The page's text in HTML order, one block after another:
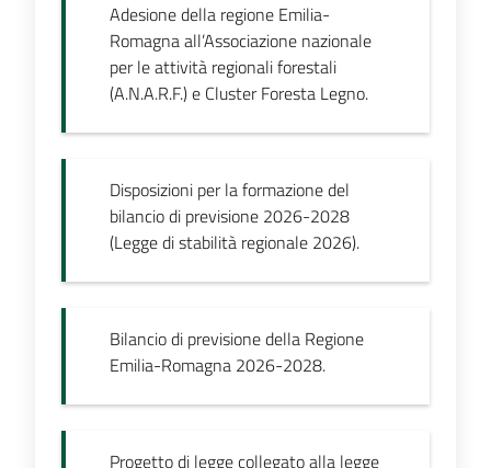
Adesione della regione Emilia-
Romagna all’Associazione nazionale
per le attività regionali forestali
(A.N.A.R.F.) e Cluster Foresta Legno.
Disposizioni per la formazione del
bilancio di previsione 2026-2028
(Legge di stabilità regionale 2026).
Bilancio di previsione della Regione
Emilia-Romagna 2026-2028.
Progetto di legge collegato alla legge